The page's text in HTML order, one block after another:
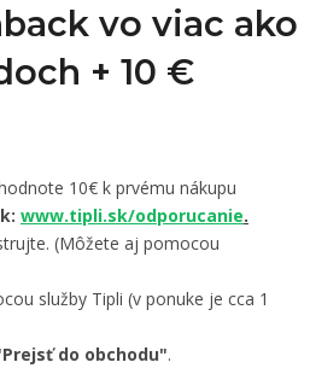
vo viac ako
+ 10 €
10€ k prvému nákupu
www.tipli.sk/odporucanie.
(Môžete aj pomocou
služby Tipli (v ponuke je cca 1
do obchodu".